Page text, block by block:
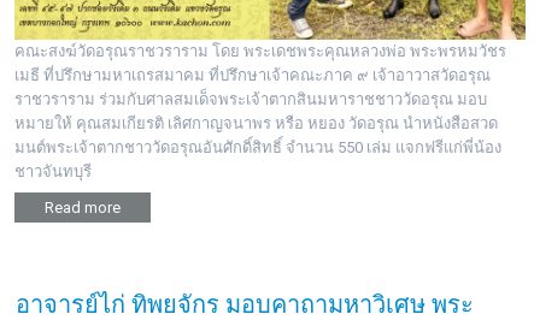
คณะสงฆ์วัดอรุณราชวราราม โดย พระเดชพระคุณหลวงพ่อ พระพรหมวัชร
เมธี ที่ปรึกษามหาเถรสมาคม ที่ปรึกษาเจ้าคณะภาค ๙ เจ้าอาวาสวัดอรุณ
ราชวราราม ร่วมกับศาลสมเด็จพระเจ้าตากสินมหาราชชาววัดอรุณ มอบ
หมายให้ คุณสมเกียรติ เลิศกาญจนาพร หรือ หยอง วัดอรุณ นำหนังสือสวด
มนต์พระเจ้าตากชาววัดอรุณอันศักดิ์สิทธิ์ จำนวน 550 เล่ม แจกฟรีแก่พี่น้อง
ชาวจันทบุรี
Read more
อาจารย์ไก่ ทิพยจักร มอบคาถามหาวิเศษ พระ